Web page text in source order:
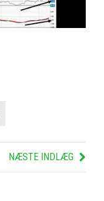
NÆSTE INDLÆG